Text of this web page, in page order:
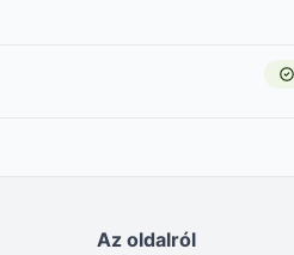
Az oldalról